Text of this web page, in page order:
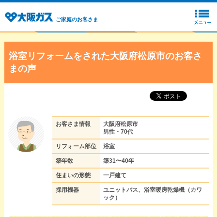
ご家庭のお客さま
浴室リフォームをされた大阪府松原市のお客さ
まの声
お客さま情報
大阪府松原市
男性・70代
リフォーム部位 浴室
築年数 築31〜40年
住まいの形態 一戸建て
採用機器
ユニットバス、浴室暖房乾燥機（カワ
ック）